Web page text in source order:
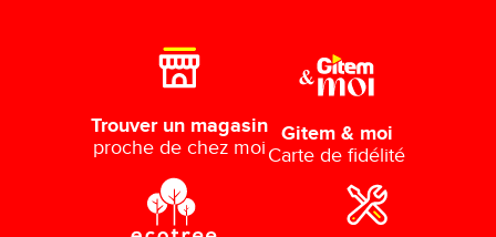
Trouver un magasin
proche de chez moi
Gitem & moi
Carte de fidélité